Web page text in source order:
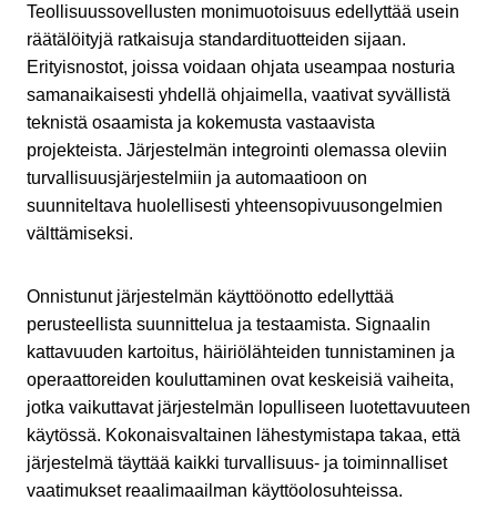
Teollisuussovellusten monimuotoisuus edellyttää usein
räätälöityjä ratkaisuja standardituotteiden sijaan.
Erityisnostot, joissa voidaan ohjata useampaa nosturia
samanaikaisesti yhdellä ohjaimella, vaativat syvällistä
teknistä osaamista ja kokemusta vastaavista
projekteista. Järjestelmän integrointi olemassa oleviin
turvallisuusjärjestelmiin ja automaatioon on
suunniteltava huolellisesti yhteensopivuusongelmien
välttämiseksi.
Onnistunut järjestelmän käyttöönotto edellyttää
perusteellista suunnittelua ja testaamista. Signaalin
kattavuuden kartoitus, häiriölähteiden tunnistaminen ja
operaattoreiden kouluttaminen ovat keskeisiä vaiheita,
jotka vaikuttavat järjestelmän lopulliseen luotettavuuteen
käytössä. Kokonaisvaltainen lähestymistapa takaa, että
järjestelmä täyttää kaikki turvallisuus- ja toiminnalliset
vaatimukset reaalimaailman käyttöolosuhteissa.